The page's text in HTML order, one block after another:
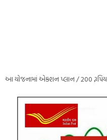
આ યોજનામાં એક્શન પ્લાન / 200